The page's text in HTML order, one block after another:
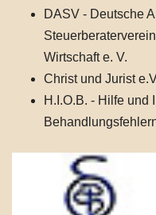
DASV - Deutsche
Wirtschaft e. V.
Christ und Jurist
H.I.O.B. - Hilfe und